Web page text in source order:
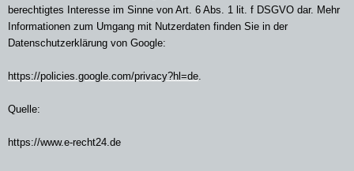
berechtigtes Interesse im Sinne von Art. 6 Abs. 1 lit. f DSGVO dar. Mehr
Informationen zum Umgang mit Nutzerdaten finden Sie in der
Datenschutzerklärung von Google:
https://policies.google.com/privacy?hl=de
Quelle:
https://www.e-recht24.de